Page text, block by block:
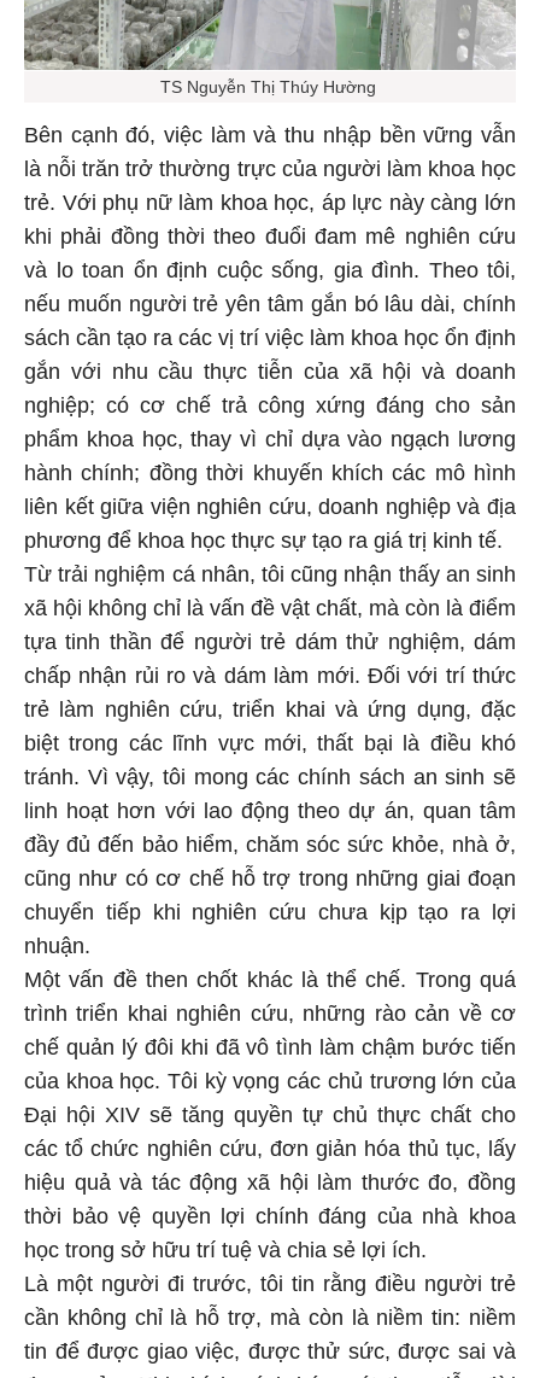
TS Nguyễn Thị Thúy Hường
Bên cạnh đó, việc làm và thu nhập bền vững vẫn
là nỗi trăn trở thường trực của người làm khoa học
trẻ. Với phụ nữ làm khoa học, áp lực này càng lớn
khi phải đồng thời theo đuổi đam mê nghiên cứu
và lo toan ổn định cuộc sống, gia đình. Theo tôi,
nếu muốn người trẻ yên tâm gắn bó lâu dài, chính
sách cần tạo ra các vị trí việc làm khoa học ổn định
gắn với nhu cầu thực tiễn của xã hội và doanh
nghiệp; có cơ chế trả công xứng đáng cho sản
phẩm khoa học, thay vì chỉ dựa vào ngạch lương
hành chính; đồng thời khuyến khích các mô hình
liên kết giữa viện nghiên cứu, doanh nghiệp và địa
phương để khoa học thực sự tạo ra giá trị kinh tế.
Từ trải nghiệm cá nhân, tôi cũng nhận thấy an sinh
xã hội không chỉ là vấn đề vật chất, mà còn là điểm
tựa tinh thần để người trẻ dám thử nghiệm, dám
chấp nhận rủi ro và dám làm mới. Đối với trí thức
trẻ làm nghiên cứu, triển khai và ứng dụng, đặc
biệt trong các lĩnh vực mới, thất bại là điều khó
tránh. Vì vậy, tôi mong các chính sách an sinh sẽ
linh hoạt hơn với lao động theo dự án, quan tâm
đầy đủ đến bảo hiểm, chăm sóc sức khỏe, nhà ở,
cũng như có cơ chế hỗ trợ trong những giai đoạn
chuyển tiếp khi nghiên cứu chưa kịp tạo ra lợi
nhuận.
Một vấn đề then chốt khác là thể chế. Trong quá
trình triển khai nghiên cứu, những rào cản về cơ
chế quản lý đôi khi đã vô tình làm chậm bước tiến
của khoa học. Tôi kỳ vọng các chủ trương lớn của
Đại hội XIV sẽ tăng quyền tự chủ thực chất cho
các tổ chức nghiên cứu, đơn giản hóa thủ tục, lấy
hiệu quả và tác động xã hội làm thước đo, đồng
thời bảo vệ quyền lợi chính đáng của nhà khoa
học trong sở hữu trí tuệ và chia sẻ lợi ích.
Là một người đi trước, tôi tin rằng điều người trẻ
cần không chỉ là hỗ trợ, mà còn là niềm tin: niềm
tin để được giao việc, được thử sức, được sai và